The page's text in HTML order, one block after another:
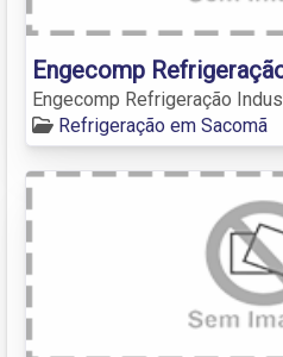
Engecomp
Engecomp Refrigeração
Refrigeração em Sacomã